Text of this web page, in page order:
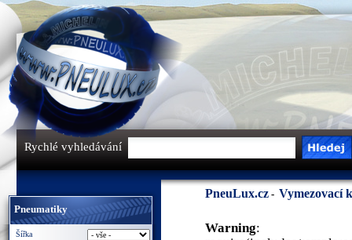
Rychlé vyhledávání
Pneumatiky
Šířka
PneuLux.cz - Vymezovací
Warning: